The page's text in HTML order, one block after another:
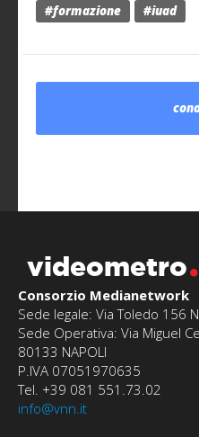
#formazione
#iuad
videometro
Consorzio Medianetwork
Sede legale: Via Toledo 156
Sede Operativa: Via Miguel
80133 NAPOLI
P.IVA 07051970635
Tel. +39 081 551.73.02
info@vnn.it